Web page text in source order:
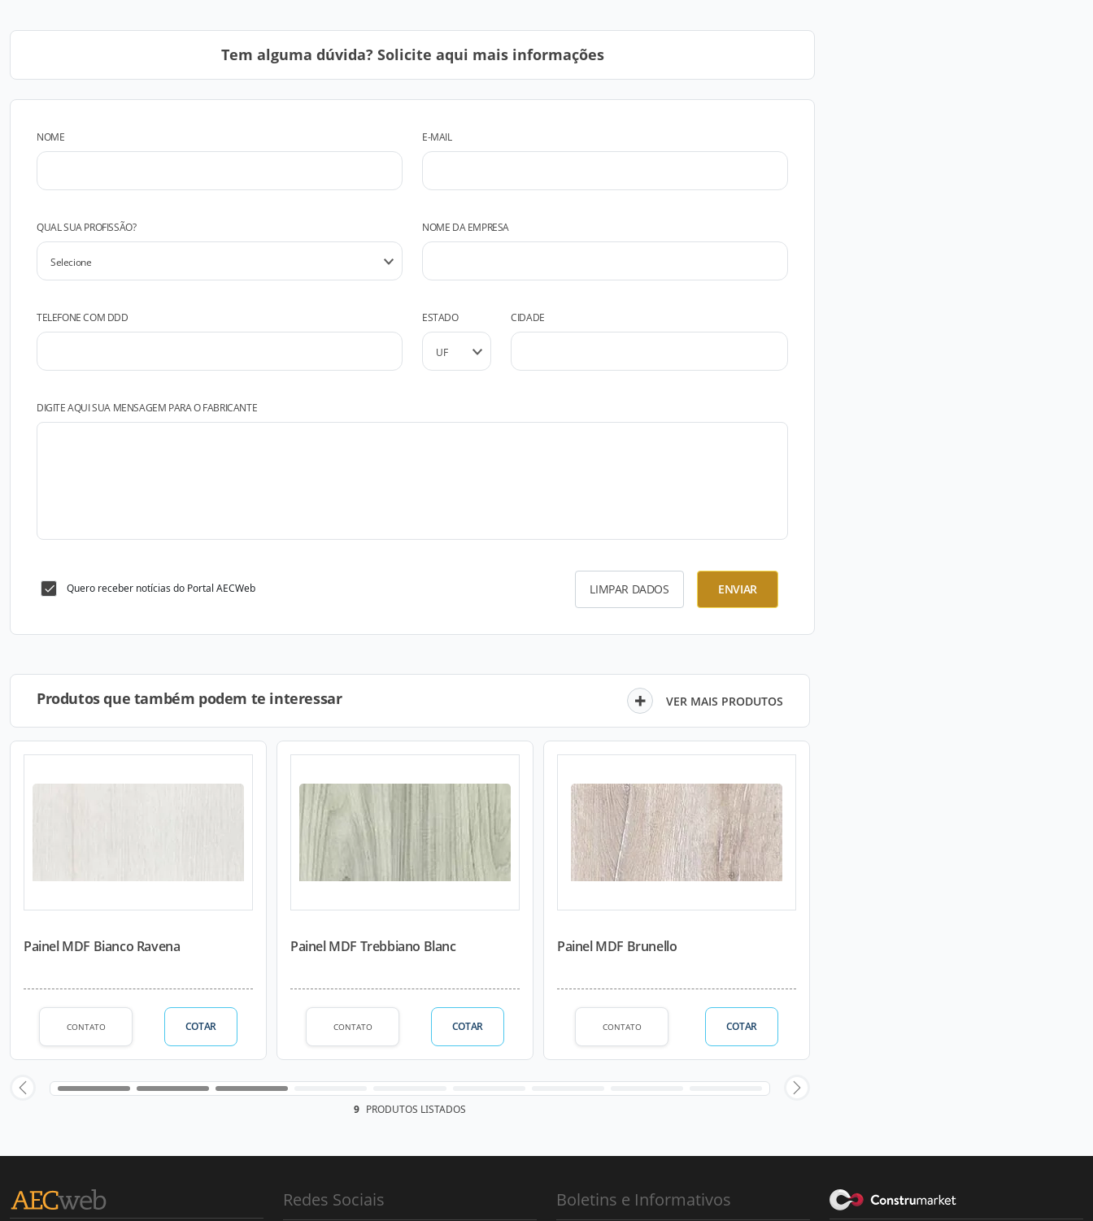
Tem alguma dúvida? Solicite aqui mais informações
NOME E-MAIL
QUAL SUA PROFISSÃO? NOME DA EMPRESA
TELEFONE COM DDD ESTADO CIDADE
DIGITE AQUI SUA MENSAGEM PARA O FABRICANTE
Quero receber notícias do Portal AECWeb LIMPAR DADOS ENVIAR
Produtos que também podem te interessar VER MAIS PRODUTOS
Painel MDF Bianco Ravena
CONTATO COTAR
Painel MDF Trebbiano Blanc
CONTATO COTAR
Painel MDF Brunello
CONTATO COTAR
9 PRODUTOS LISTADOS
Redes Sociais Boletins e Informativos